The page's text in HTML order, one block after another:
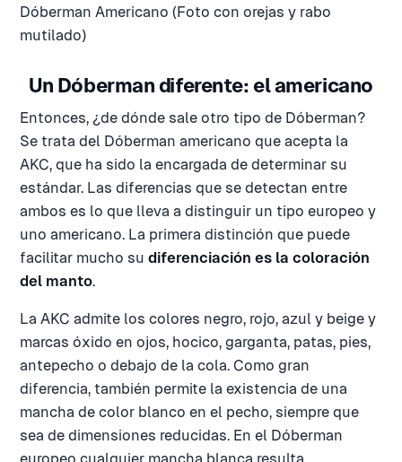
Dóberman Americano (Foto con orejas y rabo
mutilado)
Un Dóberman diferente: el americano
Entonces, ¿de dónde sale otro tipo de Dóberman?
Se trata del Dóberman americano que acepta la
AKC, que ha sido la encargada de determinar su
estándar. Las diferencias que se detectan entre
ambos es lo que lleva a distinguir un tipo europeo y
uno americano. La primera distinción que puede
facilitar mucho su diferenciación es la coloración
del manto.
La AKC admite los colores negro, rojo, azul y beige y
marcas óxido en ojos, hocico, garganta, patas, pies,
antepecho o debajo de la cola. Como gran
diferencia, también permite la existencia de una
mancha de color blanco en el pecho, siempre que
sea de dimensiones reducidas. En el Dóberman